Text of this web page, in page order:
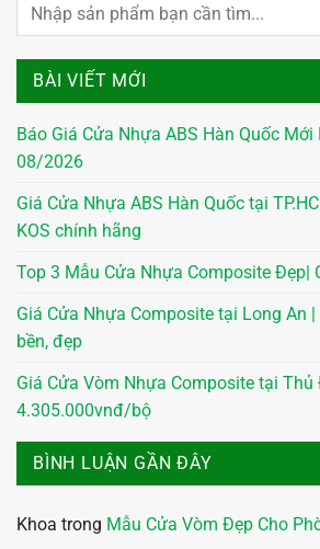
BÀI VIẾT MỚI
Báo Giá Cửa Nhựa ABS Hàn Quốc Mới
08/2026
Giá Cửa Nhựa ABS Hàn Quốc tại
KOS chính hãng
Top 3 Mẫu Cửa Nhựa Composite Đẹp|
Giá Cửa Nhựa Composite tại Long An
bền, đẹp
Giá Cửa Vòm Nhựa Composite tại
4.305.000vnđ/bộ
BÌNH LUẬN GẦN ĐÂY
Khoa trong Mẫu Cửa Vòm Đẹp Cho